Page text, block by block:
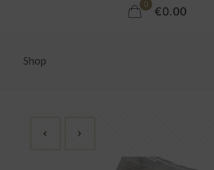
0 €0.00
Shop